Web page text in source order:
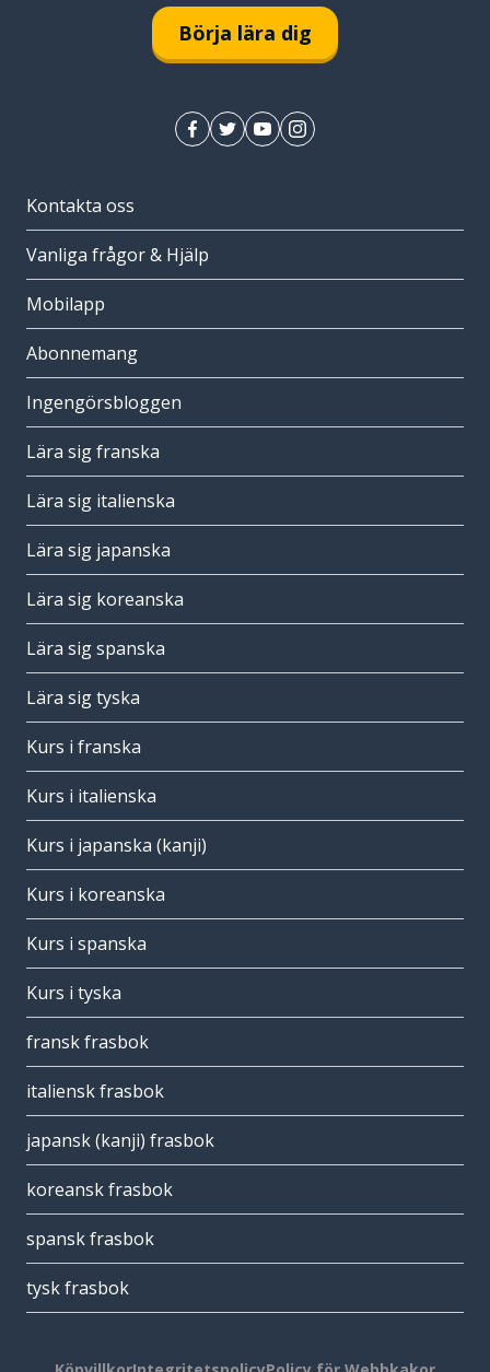
Börja lära dig
Kontakta oss
Vanliga frågor & Hjälp
Mobilapp
Abonnemang
Ingengörsbloggen
Lära sig franska
Lära sig italienska
Lära sig japanska
Lära sig koreanska
Lära sig spanska
Lära sig tyska
Kurs i franska
Kurs i italienska
Kurs i japanska (kanji)
Kurs i koreanska
Kurs i spanska
Kurs i tyska
fransk frasbok
italiensk frasbok
japansk (kanji) frasbok
koreansk frasbok
spansk frasbok
tysk frasbok